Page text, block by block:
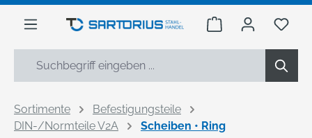
springen
Warenkorb Du
Sortimente
Befestigungsteile
DIN-/Normteile V2A
Scheiben • Ring